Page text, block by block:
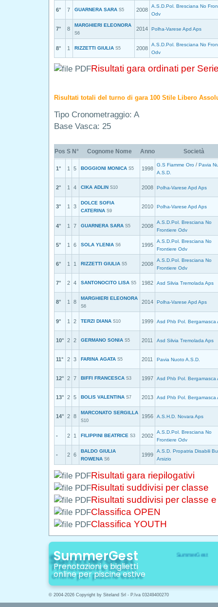
6° 7 GUARNERA SARA S5 2008
A.S.D.Pol. Bresciana No
Odv
7° 8
MARGHIERI ELEONORA
S6
2014 Polha-Varese Apd Aps
8° 1 RIZZETTI GIULIA S5 2008
A.S.D.Pol. Bresciana No
Odv
Risultati gara ordinati per
Risultati totali del turno di gara 100 Stile Libero
Tipo Cronometraggio: A
Base Vasca: 25
Pos S N° Cognome Nome Anno Società
1° 1 5 BOGGIONI MONICA S5 1998
G.S Fiamme Oro / Pavia
A.S.D.
2° 1 4 CIKA ADLIN S10 2008 Polha-Varese Apd Aps
3° 1 3
DOLCE SOFIA
CATERINA S9
2010 Polha-Varese Apd Aps
4° 1 7 GUARNERA SARA S5 2008
A.S.D.Pol. Bresciana No
Frontiere Odv
5° 1 6 SOLA YLENIA S6 1995
A.S.D.Pol. Bresciana No
Frontiere Odv
6° 1 1 RIZZETTI GIULIA S5 2008
A.S.D.Pol. Bresciana No
Frontiere Odv
7° 2 4 SANTONOCITO LISA S5 1982 Asd Silvia Tremolada Aps
8° 1 8
MARGHIERI ELEONORA
S6
2014 Polha-Varese Apd Aps
9° 1 2 TERZI DIANA S10 1999 Asd Phb Pol. Bergamasca
10° 2 2 GERMANO SONIA S5 2011 Asd Silvia Tremolada Aps
11° 2 3 FARINA AGATA S5 2011 Pavia Nuoto A.S.D.
12° 2 7 BIFFI FRANCESCA S3 1997 Asd Phb Pol. Bergamasca
13° 2 5 BOLIS VALENTINA S7 2013 Asd Phb Pol. Bergamasca
14° 2 8
MARCONATO SERGILLA
S10
1956 A.S.H.D. Novara Aps
- 2 1 FILIPPINI BEATRICE S3 2002
A.S.D.Pol. Bresciana No
Frontiere Odv
- 2 6
BALDO GIULIA
ROWENA S6
1999
A.S.D. Propatria Disabili
Arsizio
Risultati gara riepilogativi
Risultati suddivisi per classe
Risultati suddivisi per classe
Classifica OPEN
Classifica YOUTH
SummerGest
Prenotazioni e biglietti
online per piscine estive
© 2004-2026 Copyright by Siteland Srl - P.Iva 03249400270